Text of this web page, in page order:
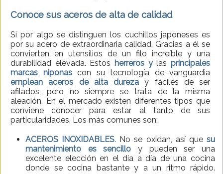
Conoce sus aceros de alta de calidad
Si por algo se distinguen los cuchillos japoneses es
por su acero de extraordinaria calidad. Gracias a él se
convierten en utensilios de un filo increíble y una
durabilidad elevada. Estos herreros ylasprincipales
marcas niponascon su tecnología de vanguardia
emplean aceros de alta dureza y fáciles de ser
afilados, pero no siempre se trata de la misma
aleación. En el mercado existen diferentes tipos que
conviene conocer para estar al tanto de sus
particularidades. Los más comunes son:
ACEROS INOXIDABLES. No se oxidan, así quesu
mantenimiento es sencillo y pueden ser una
excelente elección en el día a día de una cocina
donde se cocina bastante y a un ritmo rápido.